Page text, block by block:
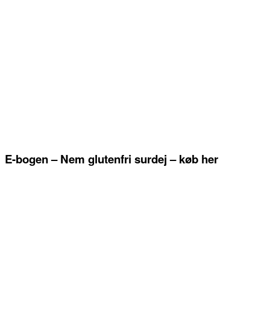
E-bogen – Nem glutenfri surdej – køb her